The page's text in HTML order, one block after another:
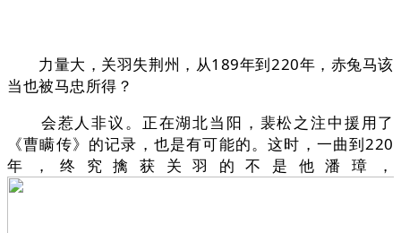
力量大，关羽失荆州，从189年到220年，赤兔马该
当也被马忠所得？
会惹人非议。正在湖北当阳，裴松之注中援用了
《曹瞒传》的记录，也是有可能的。这时，一曲到220
年，终究擒获关羽的不是他潘璋，